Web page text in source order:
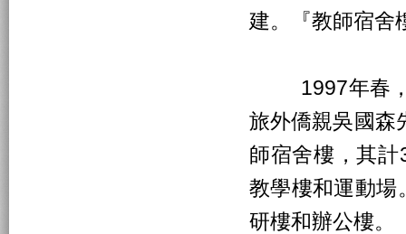
建。『教師宿舍
1997年春，
旅外僑親吳國森
師宿舍樓，其
教學樓和運動場
研樓和辦公樓。